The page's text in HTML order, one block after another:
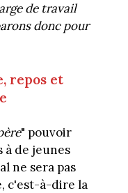
de travail
donc pour
repos et
" pouvoir
de jeunes
ne sera pas
c'est-à-dire la